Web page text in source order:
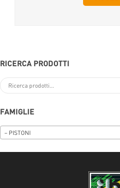
RICERCA PRODOTTI
FAMIGLIE
– PISTONI